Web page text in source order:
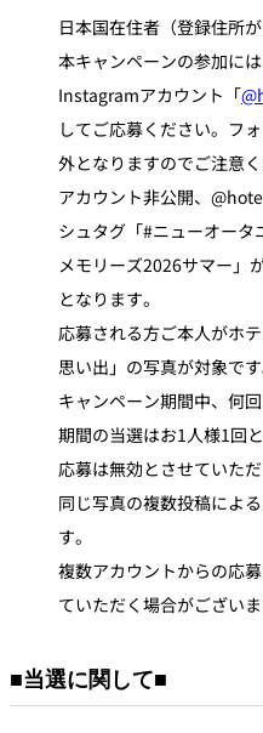
日本国在住者（登録住所
本キャンペーンの参加に
Instagramアカウント「
してご応募ください。フ
外となりますのでご注意く
アカウント非公開、
シュタグ「#ニューオー
メモリーズ2026サマー」
となります。
応募される方ご本人がホ
思い出」の写真が対象です
キャンペーン期間中、何
期間の当選はお1人様1回
応募は無効とさせていただ
同じ写真の複数投稿によ
す。
複数アカウントからの応
ていただく場合がございま
■当選に関して■